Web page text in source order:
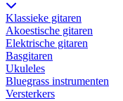
Klassieke gitaren
Akoestische gitaren
Elektrische gitaren
Basgitaren
Ukuleles
Bluegrass instrumenten
Versterkers